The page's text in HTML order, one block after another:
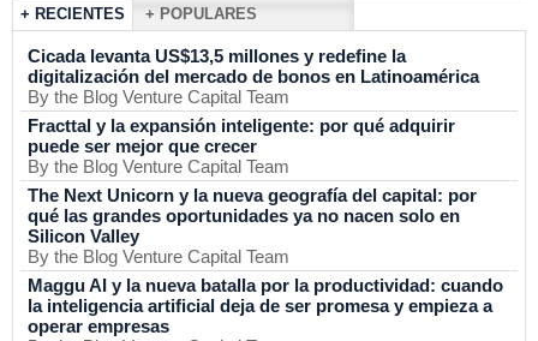
+ RECIENTES + POPULARES
Cicada levanta US$13,5 millones y redefine la
digitalización del mercado de bonos en Latinoamérica
By the Blog Venture Capital Team
Fracttal y la expansión inteligente: por qué adquirir
puede ser mejor que crecer
By the Blog Venture Capital Team
The Next Unicorn y la nueva geografía del capital: por
qué las grandes oportunidades ya no nacen solo en
Silicon Valley
By the Blog Venture Capital Team
Maggu AI y la nueva batalla por la productividad: cuando
la inteligencia artificial deja de ser promesa y empieza a
operar empresas